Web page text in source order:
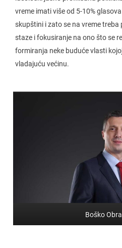
vreme imati više od 5-10%
skupštini i zato se na vreme
staze i fokusiranje na ono što se
formiranja neke buduće vlasti
vladajuću većinu.
Boško